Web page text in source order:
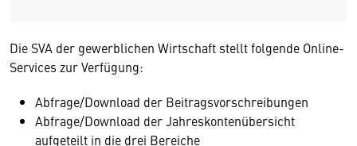
Die SVA der gewerblichen Wirtschaft stellt folgende Online-
Services zur Verfügung:
Abfrage/Download der Beitragsvorschreibungen
Abfrage/Download der Jahreskontenübersicht
aufgeteilt in die drei Bereiche